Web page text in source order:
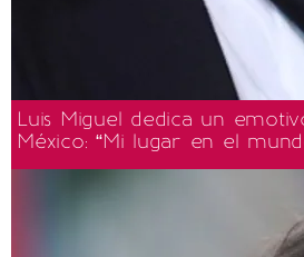
Luis Miguel dedica un
México: “Mi lugar en el